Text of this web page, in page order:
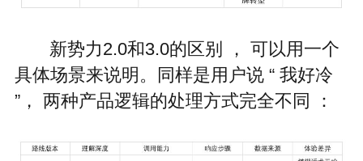
新势力2.0和3.0的区别 ， 可以用一个
具体场景来说明。同样是用户说 “ 我好冷
”， 两种产品逻辑的处理方式完全不同 ：